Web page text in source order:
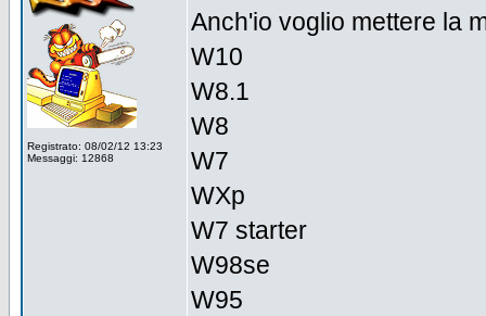
Registrato: 08/02/12 13:23
Messaggi: 12868
Anch'io voglio mettere la
W10
W8.1
W8
W7
WXp
W7 starter
W98se
W95